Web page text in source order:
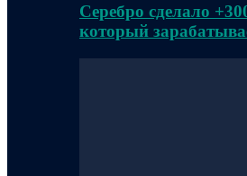
Серебро сделало
который